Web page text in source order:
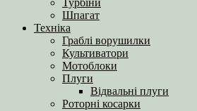
Турбіни
Шпагат
Техніка
Граблі ворушилки
Культиватори
Мотоблоки
Плуги
Відвальні плуги
Роторні косарки